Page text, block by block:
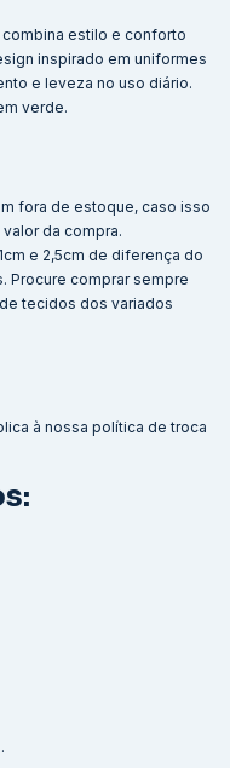
estilo e conforto
inspirado em uniformes
e leveza no uso diário.
verde.
fora de estoque, caso isso
da compra.
e 2,5cm de diferença do
Procure comprar sempre
tecidos dos variados
à nossa política de troca